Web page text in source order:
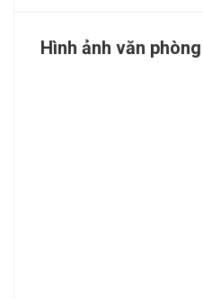
Hình ảnh văn phòng